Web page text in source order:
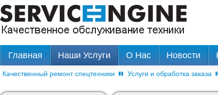
Главная Наши Услуги О Нас Новости
Качественный ремонт спецтехники Услуги и обработка заказа